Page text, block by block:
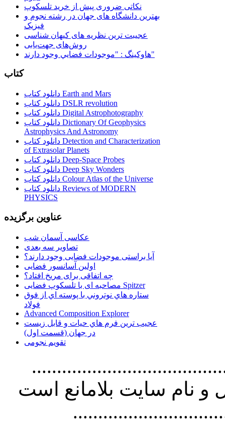
نکاتی ضروری پیش از خرید تلسکوپ
بهترین دانشگاه های جهان در رشته نجوم و
فیزیک
عجیبت ترین نظریه های کیهان شناسی
روش‌های جهت‌یابی
هاوكينگ : "موجودات فضايي وجود دارند"
کتاب
دانلود کتاب Earth and Mars
دانلود کتاب DSLR revolution
دانلود کتاب Digital Astrophotography
دانلود کتاب Dictionary Of Geophysics
Astrophysics And Astronomy
دانلود کتاب Detection and Characterization
of Extrasolar Planets
دانلود کتاب Deep-Space Probes
دانلود کتاب Deep Sky Wonders
دانلود کتاب Colour Atlas of the Universe
دانلود کتاب Reviews of MODERN
PHYSICS
عناوین برگزیده
عکاسی آسمان شب
تصاویر سه بعدی
آیا براستی موجودات فضایی وجود دارند؟
اولین آسانسور فضایی
چه اتفاقی برای مریخ افتاد؟
مصاحبه ای با تلسکوپ فضایی Spitzer
ستاره هاي نوتروني با پوسته اي از فوق
فولاد
Advanced Composition Explorer
عجیب ترین فرم هاي حيات و قابل زيست
در جهان (قسمت اول)
تقویم نجومی
استفاده از
نام سايت بلامانع است